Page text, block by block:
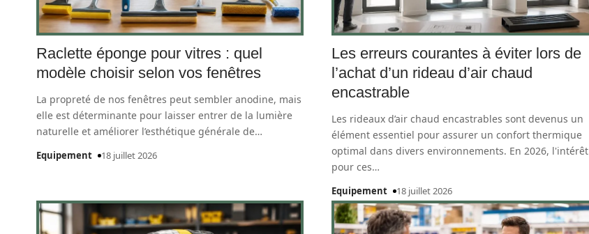
Raclette éponge pour vitres : quel
modèle choisir selon vos fenêtres
La propreté de nos fenêtres peut sembler anodine, mais
elle est déterminante pour laisser entrer de la lumière
naturelle et améliorer l’esthétique générale de…
Equipement 18 juillet 2026
Les erreurs courantes à éviter lors de
l’achat d’un rideau d’air chaud
encastrable
Les rideaux d’air chaud encastrables sont devenus un
élément essentiel pour assurer un confort thermique
optimal dans divers environnements. En 2026, l'intérêt
pour ces…
Equipement 18 juillet 2026